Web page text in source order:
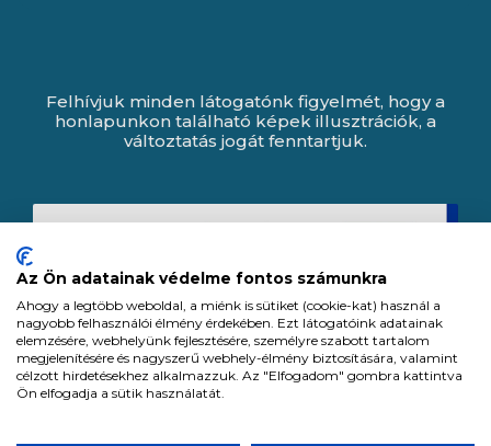
Felhívjuk minden látogatónk figyelmét, hogy a
honlapunkon található képek illusztrációk, a
változtatás jogát fenntartjuk.
Az Ön adatainak védelme fontos számunkra
Ahogy a legtöbb weboldal, a miénk is sütiket (cookie-kat) használ a
nagyobb felhasználói élmény érdekében. Ezt látogatóink adatainak
elemzésére, webhelyünk fejlesztésére, személyre szabott tartalom
megjelenítésére és nagyszerű webhely-élmény biztosítására, valamint
célzott hirdetésekhez alkalmazzuk. Az "Elfogadom" gombra kattintva
Ön elfogadja a sütik használatát.